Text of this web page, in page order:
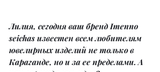
Лилия, сегодня ваш бренд Imenno
seichas известен всем любителям
ювелирных изделий не только в
Караганде, но и за ее пределами. А